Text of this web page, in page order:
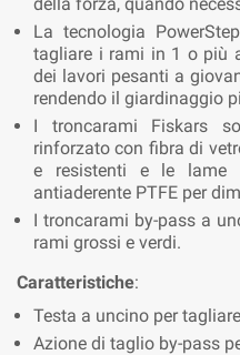
La tecnologia
tagliare i rami in 1 o più
dei lavori pesanti a
rendendo il giardinaggio
I troncarami Fiskars
rinforzato con fibra di
e resistenti e le lame
antiaderente PTFE per
I troncarami by-pass a
rami grossi e verdi.
Caratteristiche:
Testa a uncino per
Azione di taglio by-pass